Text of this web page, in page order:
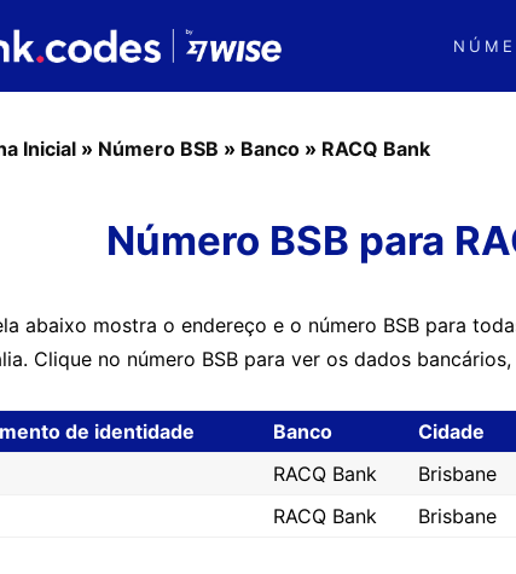
Inicial » Número BSB » Banco » RACQ Bank
Número BSB para
abaixo mostra o endereço e o número BSB para
Clique no número BSB para ver os dados
de identidade Banco Cidade
RACQ Bank Brisbane
RACQ Bank Brisbane